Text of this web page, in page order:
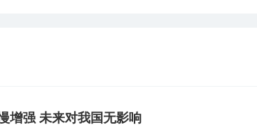
增强 未来对我国无影响